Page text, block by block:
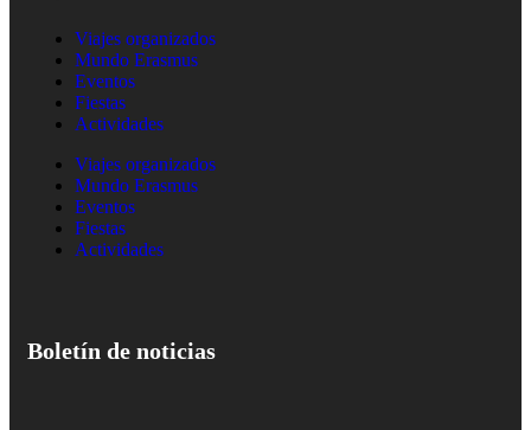
Viajes organizados
Mundo Erasmus
Eventos
Fiestas
Actividades
Viajes organizados
Mundo Erasmus
Eventos
Fiestas
Actividades
Boletín de noticias